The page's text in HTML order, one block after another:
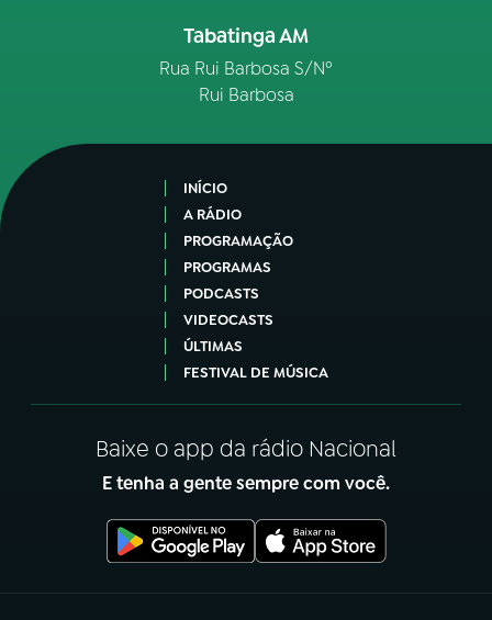
Tabatinga AM
Rua Rui Barbosa S/Nº
Rui Barbosa
INÍCIO
A RÁDIO
PROGRAMAÇÃO
PROGRAMAS
PODCASTS
VIDEOCASTS
ÚLTIMAS
FESTIVAL DE MÚSICA
Baixe o app da rádio Nacional
E tenha a gente sempre com você.